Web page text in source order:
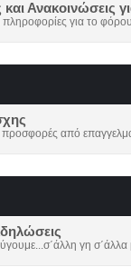
και Ανακοινώσεις
πληροφορίες για το
από
γη σ΄άλλα